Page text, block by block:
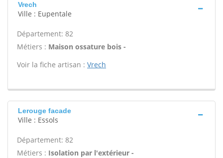
Vrech
Ville : Eupentale
Département: 82
Métiers : Maison ossature bois -
Voir la fiche artisan : Vrech
Lerouge facade
Ville : Essols
Département: 82
Métiers : Isolation par l'extérieur -